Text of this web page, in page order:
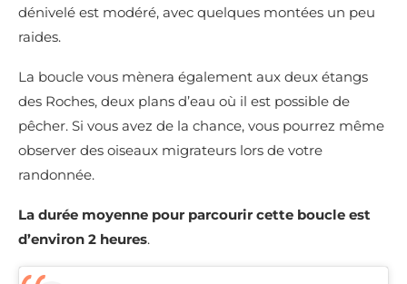
dénivelé est modéré, avec quelques montées un peu
raides.
La boucle vous mènera également aux deux étangs
des Roches, deux plans d’eau où il est possible de
pêcher. Si vous avez de la chance, vous pourrez même
observer des oiseaux migrateurs lors de votre
randonnée.
La durée moyenne pour parcourir cette boucle est
d’environ 2 heures.